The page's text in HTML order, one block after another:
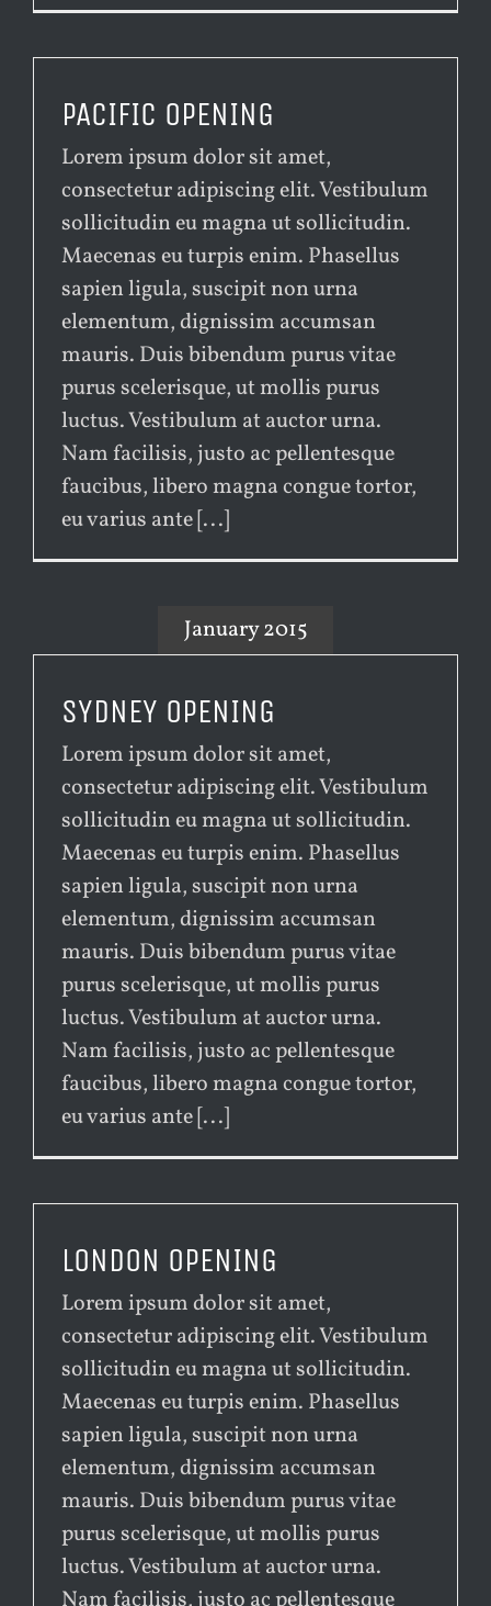
PACIFIC OPENING
Lorem ipsum dolor sit amet,
consectetur adipiscing elit. Vestibulum
sollicitudin eu magna ut sollicitudin.
Maecenas eu turpis enim. Phasellus
sapien ligula, suscipit non urna
elementum, dignissim accumsan
mauris. Duis bibendum purus vitae
purus scelerisque, ut mollis purus
luctus. Vestibulum at auctor urna.
Nam facilisis, justo ac pellentesque
faucibus, libero magna congue tortor,
eu varius ante [...]
January 2015
SYDNEY OPENING
Lorem ipsum dolor sit amet,
consectetur adipiscing elit. Vestibulum
sollicitudin eu magna ut sollicitudin.
Maecenas eu turpis enim. Phasellus
sapien ligula, suscipit non urna
elementum, dignissim accumsan
mauris. Duis bibendum purus vitae
purus scelerisque, ut mollis purus
luctus. Vestibulum at auctor urna.
Nam facilisis, justo ac pellentesque
faucibus, libero magna congue tortor,
eu varius ante [...]
LONDON OPENING
Lorem ipsum dolor sit amet,
consectetur adipiscing elit. Vestibulum
sollicitudin eu magna ut sollicitudin.
Maecenas eu turpis enim. Phasellus
sapien ligula, suscipit non urna
elementum, dignissim accumsan
mauris. Duis bibendum purus vitae
purus scelerisque, ut mollis purus
luctus. Vestibulum at auctor urna.